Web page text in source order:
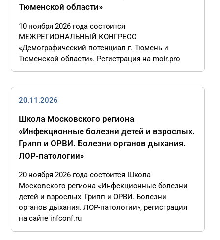
Тюменской области»
10 ноября 2026 года состоится
МЕЖРЕГИОНАЛЬНЫЙ КОНГРЕСС
«Демографический потенциал г. Тюмень и
Тюменской области». Регистрация на moir.pro
20.11.2026
Школа Московского региона
«Инфекционные болезни детей и взрослых.
Грипп и ОРВИ. Болезни органов дыхания.
ЛОР-патологии»
20 ноября 2026 года состоится Школа
Московского региона «Инфекционные болезни
детей и взрослых. Грипп и ОРВИ. Болезни
органов дыхания. ЛОР-патологии», регистрация
на сайте infconf.ru